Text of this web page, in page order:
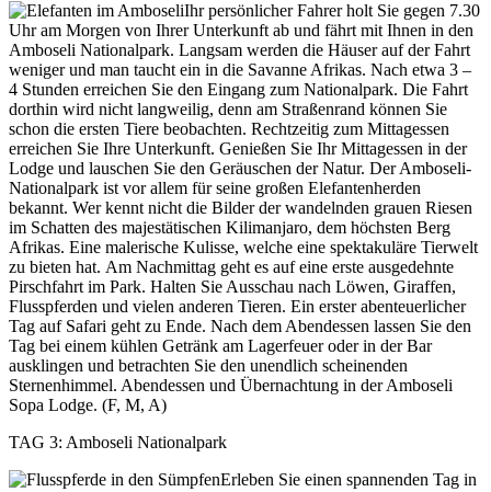
Ihr persönlicher Fahrer holt Sie gegen 7.30
Uhr am Morgen von Ihrer Unterkunft ab und fährt mit Ihnen in den
Amboseli Nationalpark. Langsam werden die Häuser auf der Fahrt
weniger und man taucht ein in die Savanne Afrikas. Nach etwa 3 –
4 Stunden erreichen Sie den Eingang zum Nationalpark. Die Fahrt
dorthin wird nicht langweilig, denn am Straßenrand können Sie
schon die ersten Tiere beobachten. Rechtzeitig zum Mittagessen
erreichen Sie Ihre Unterkunft. Genießen Sie Ihr Mittagessen in der
Lodge und lauschen Sie den Geräuschen der Natur. Der Amboseli-
Nationalpark ist vor allem für seine großen Elefantenherden
bekannt. Wer kennt nicht die Bilder der wandelnden grauen Riesen
im Schatten des majestätischen Kilimanjaro, dem höchsten Berg
Afrikas. Eine malerische Kulisse, welche eine spektakuläre Tierwelt
zu bieten hat. Am Nachmittag geht es auf eine erste ausgedehnte
Pirschfahrt im Park. Halten Sie Ausschau nach Löwen, Giraffen,
Flusspferden und vielen anderen Tieren. Ein erster abenteuerlicher
Tag auf Safari geht zu Ende. Nach dem Abendessen lassen Sie den
Tag bei einem kühlen Getränk am Lagerfeuer oder in der Bar
ausklingen und betrachten Sie den unendlich scheinenden
Sternenhimmel. Abendessen und Übernachtung in der Amboseli
Sopa Lodge. (F, M, A)
TAG 3: Amboseli Nationalpark
Erleben Sie einen spannenden Tag in